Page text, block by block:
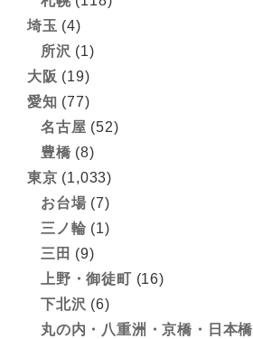
埼玉 (4)
所沢 (1)
大阪 (19)
愛知 (77)
名古屋 (52)
豊橋 (8)
東京 (1,033)
お台場 (7)
三ノ輪 (1)
三田 (9)
上野・御徒町 (16)
下北沢 (6)
丸の内・八重洲・京橋・日本橋